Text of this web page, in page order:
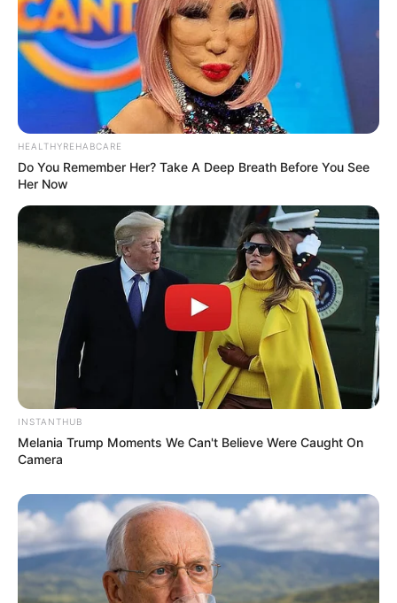
(foto: felipedecastro)
Baca juga: Kocak, 10 Set Up Komputer Paling Gak Masuk
Desain bangunan yang tak hanya kreatif, tapi juga mampu
menggambarkan gedung tampak seperti nyata. Kira-kira kalau
punya gedung seperti ini keren juga kali ya?
HEALTHYREHABCARE
Do You Remember Her? Take A Deep Breath Before You See
Her Now
INSTANTHUB
Melania Trump Moments We Can't Believe Were Caught On
Camera